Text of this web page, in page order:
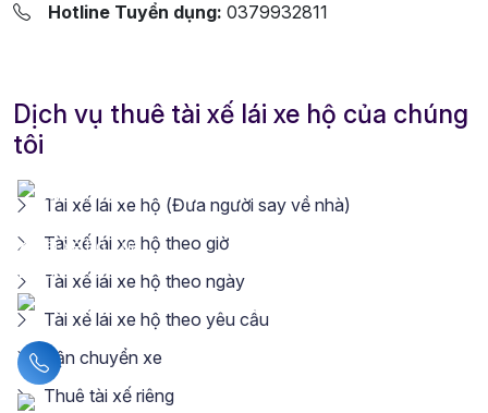
Hotline Tuyển dụng: 0379932811
Dịch vụ thuê tài xế lái xe hộ của chúng
tôi
Tài xế lái xe hộ (Đưa người say về nhà)
Tài xế lái xe hộ theo giờ
Tài xế lái xe hộ theo ngày
Tài xế lái xe hộ theo yêu cầu
Vận chuyển xe
Thuê tài xế riêng
Liên hệ hotline